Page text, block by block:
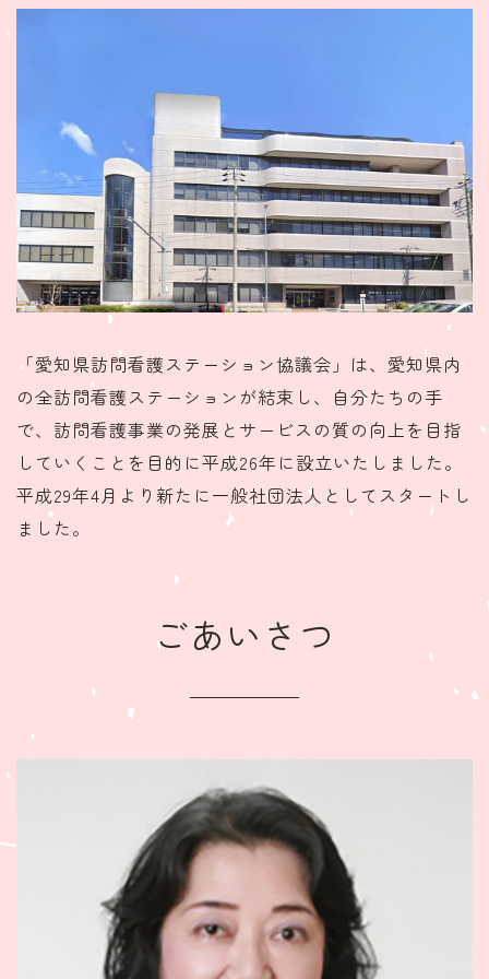
「愛知県訪問看護ステーション協議会」は、愛知県内
の全訪問看護ステーションが結束し、自分たちの手
で、訪問看護事業の発展とサービスの質の向上を目指
していくことを目的に平成26年に設立いたしました。
平成29年4月より新たに一般社団法人としてスタートし
ました。
ごあいさつ